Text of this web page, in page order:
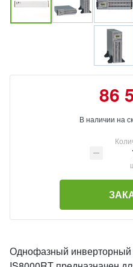
86
В наличии на
Однофазный инверторный